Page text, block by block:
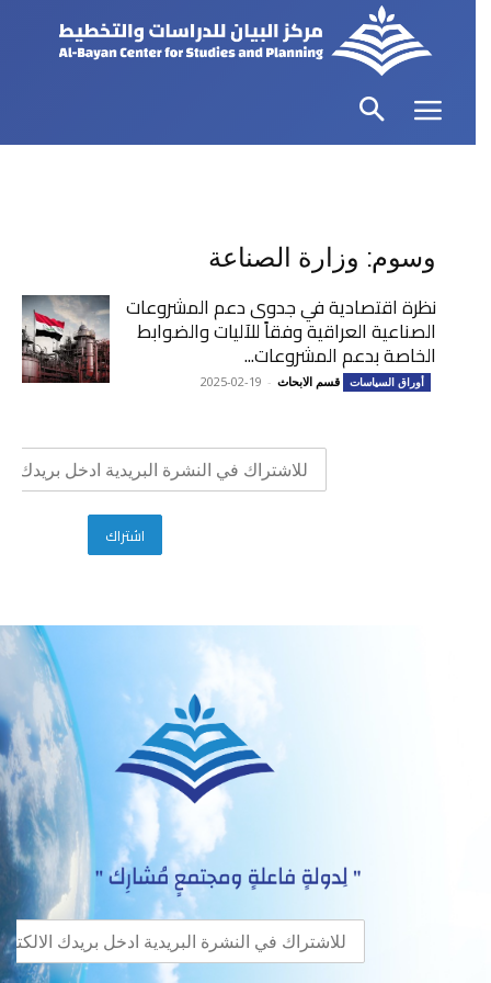
وسوم: وزارة الصناعة
نظرة اقتصادية في جدوى دعم المشروعات
الصناعية العراقية وفقاً للآليات والضوابط
الخاصة بدعم المشروعات...
أوراق السياسات قسم الابحاث -
2025-02-19